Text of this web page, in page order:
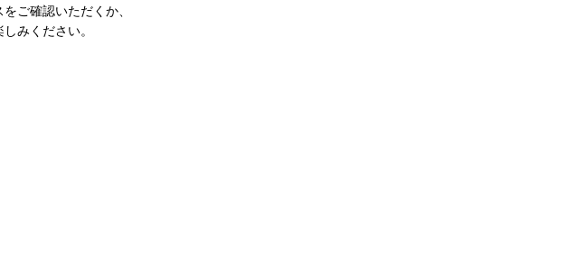
ご確認いただくか、
みください。